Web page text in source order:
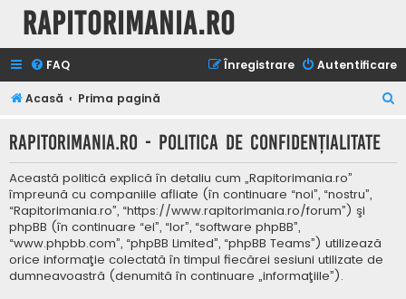
Rapitorimania.ro
FAQ Autentificare
Înregistrare
Acasă Prima pagină
t
Rapitorimania.ro - Politica de confidenţialitate
Această politică explică în detaliu cum „Rapitorimania.ro”
împreună cu companiile afliate (în continuare “noi”, “nostru”,
“Rapitorimania.ro”, “https://www.rapitorimania.ro/forum”) şi
phpBB (în continuare “ei”, “lor”, “software phpBB”,
“www.phpbb.com”, “phpBB Limited”, “phpBB Teams”) utilizează
orice informaţie colectată în timpul fiecărei sesiuni utilizate de
dumneavoastră (denumită în continuare „informaţiile”).